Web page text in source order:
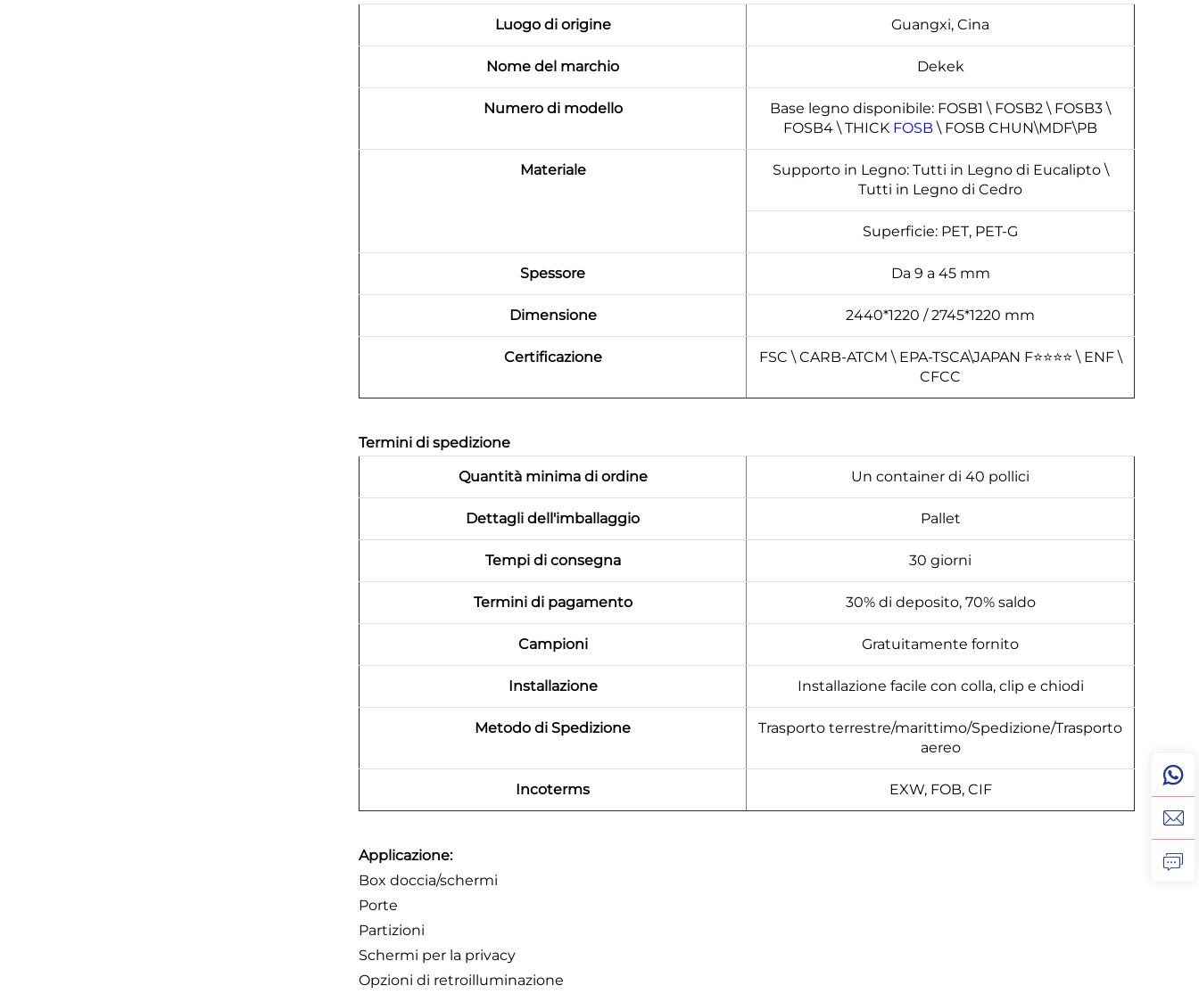
Luogo di origine
Guangxi, Cina
Nome del marchio Dekek
Numero di modello
Base legno disponibile: FOSB1 \ FOSB2 \ FOSB3 \
FOSB4 \ THICK FOSB\ FOSB CHUN\MDF\PB
Materiale
Supporto in Legno: Tutti in Legno di Eucalipto \
Tutti in Legno di Cedro
Superficie: PET, PET-G
Spessore Da 9 a 45 mm
Dimensione 2440*1220 / 2745*1220 mm
Certificazione
FSC \ CARB-ATCM \ EPA-TSCA\JAPAN F⭐⭐⭐⭐ \ ENF \
CFCC
Termini di spedizione
Quantità minima di ordine
Un container di 40 pollici
Dettagli dell'imballaggio Pallet
Tempi di consegna 30 giorni
Termini di pagamento 30% di deposito, 70% saldo
Campioni Gratuitamente fornito
Installazione Installazione facile con colla, clip e chiodi
Metodo di Spedizione
Trasporto terrestre/marittimo/Spedizione/Trasporto
aereo
Incoterms EXW, FOB, CIF
Applicazione:
Box doccia/schermi
Porte
Partizioni
Schermi per la privacy
Opzioni di retroilluminazione